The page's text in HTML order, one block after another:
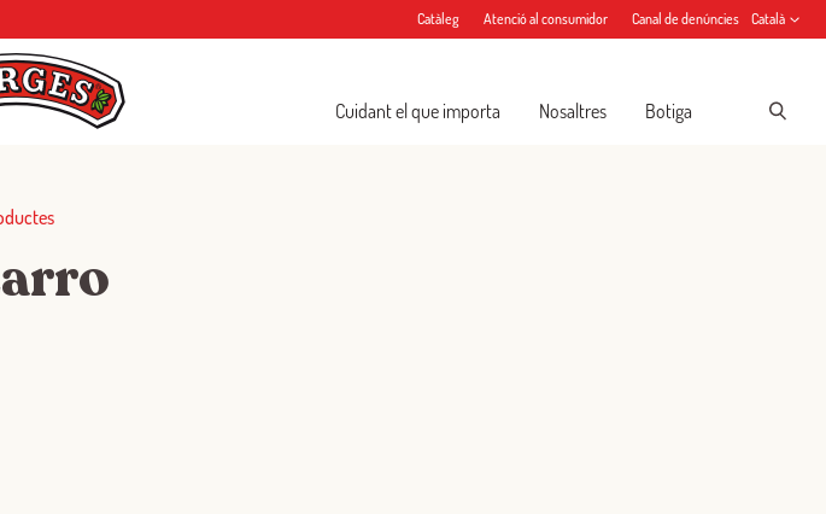
Catàleg Atenció al consumidor Canal de denúncies Català
Cuidant el que importa Nosaltres Botiga